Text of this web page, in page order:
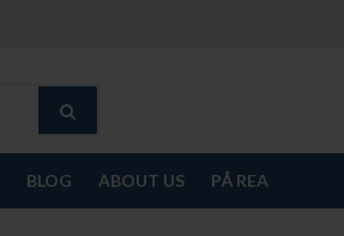
BLOG ABOUT US PÅ REA